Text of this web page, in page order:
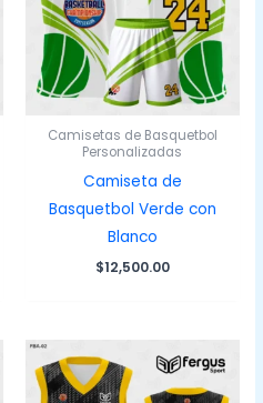
Camisetas de Basquetbol
Personalizadas
Camiseta de
Basquetbol Verde con
Blanco
$12,500.00